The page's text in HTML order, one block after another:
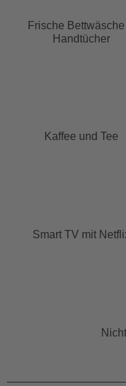
Frische
Handtücher
Kaffee und Tee
Smart TV mit